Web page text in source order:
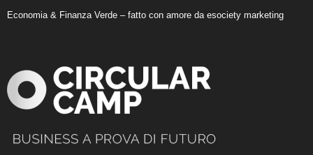
Economia & Finanza Verde – fatto con amore da esociety marketing